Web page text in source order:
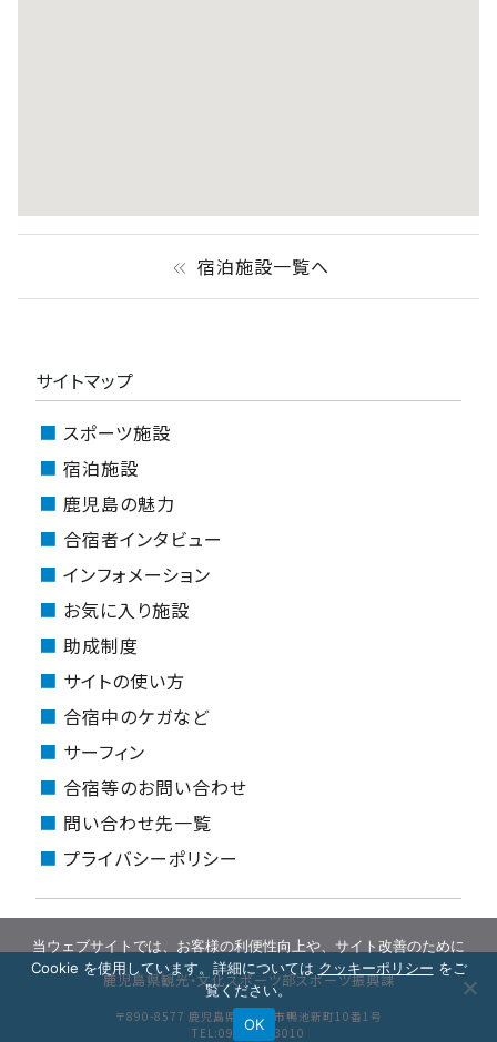
keyboard_double_arrow_left 宿泊施設一覧へ
サイトマップ
スポーツ施設
宿泊施設
鹿児島の魅力
合宿者インタビュー
インフォメーション
お気に入り施設
助成制度
サイトの使い方
合宿中のケガなど
サーフィン
合宿等のお問い合わせ
問い合わせ先一覧
プライバシーポリシー
鹿児島県観光・文化スポーツ部スポーツ振興課
〒890-8577 鹿児島県鹿児島市鴨池新町10番1号
TEL:099-286-3010
当ウェブサイトでは、お客様の利便性向上や、サイト改善のために
Cookie を使用しています。詳細については クッキーポリシー をご
覧ください。
OK